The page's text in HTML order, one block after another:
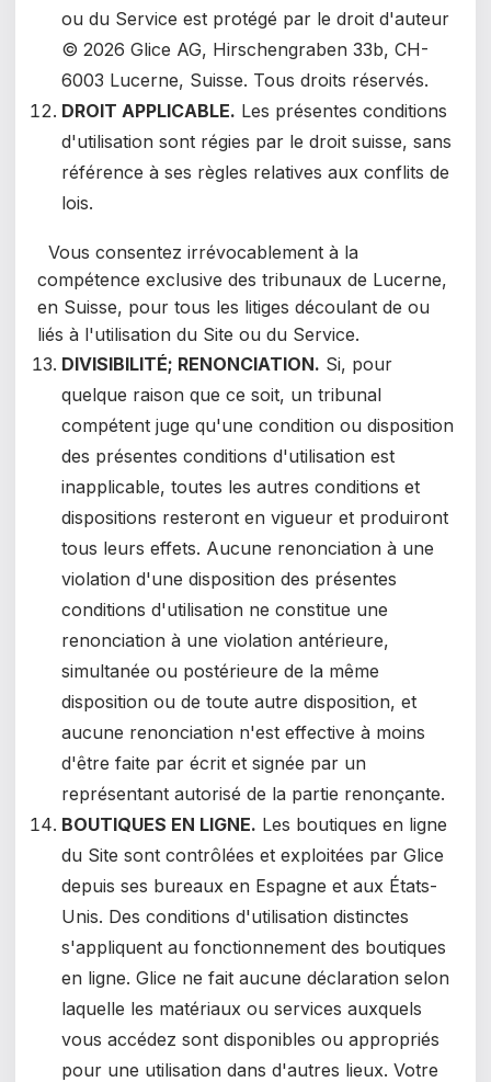
ou du Service est protégé par le droit d'auteur
© 2026 Glice AG, Hirschengraben 33b, CH-
6003 Lucerne, Suisse. Tous droits réservés.
DROIT APPLICABLE. Les présentes conditions
d'utilisation sont régies par le droit suisse, sans
référence à ses règles relatives aux conflits de
lois.
Vous consentez irrévocablement à la
compétence exclusive des tribunaux de Lucerne,
en Suisse, pour tous les litiges découlant de ou
liés à l'utilisation du Site ou du Service.
DIVISIBILITÉ; RENONCIATION. Si, pour
quelque raison que ce soit, un tribunal
compétent juge qu'une condition ou disposition
des présentes conditions d'utilisation est
inapplicable, toutes les autres conditions et
dispositions resteront en vigueur et produiront
tous leurs effets. Aucune renonciation à une
violation d'une disposition des présentes
conditions d'utilisation ne constitue une
renonciation à une violation antérieure,
simultanée ou postérieure de la même
disposition ou de toute autre disposition, et
aucune renonciation n'est effective à moins
d'être faite par écrit et signée par un
représentant autorisé de la partie renonçante.
BOUTIQUES EN LIGNE. Les boutiques en ligne
du Site sont contrôlées et exploitées par Glice
depuis ses bureaux en Espagne et aux États-
Unis. Des conditions d'utilisation distinctes
s'appliquent au fonctionnement des boutiques
en ligne. Glice ne fait aucune déclaration selon
laquelle les matériaux ou services auxquels
vous accédez sont disponibles ou appropriés
pour une utilisation dans d'autres lieux. Votre